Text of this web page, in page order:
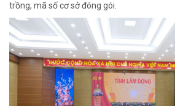
trồng, mã số cơ sở đóng gói.